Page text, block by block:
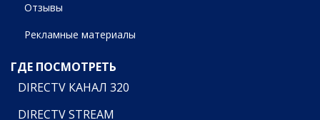
Отзывы
Рекламные материалы
ГДЕ ПОСМОТРЕТЬ
DIRECTV КАНАЛ 320
DIRECTV STREAM